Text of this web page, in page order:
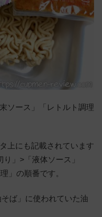
ソース」「レトルト調理
上にも記載されています
」>「液体ソース」
」の順番です。
ば」に使われていた油